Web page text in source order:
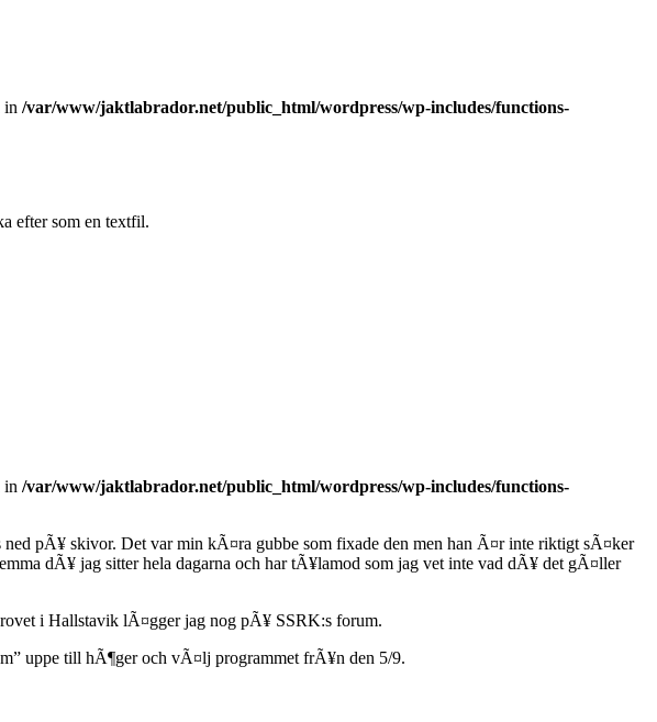
in /var/www/jaktlabrador.net/public_html/wordpress/wp-includes/functions-
efter som en textfil.
in /var/www/jaktlabrador.net/public_html/wordpress/wp-includes/functions-
pÃ¥ skivor. Det var min kÃ¤ra gubbe som fixade den men han Ã¤r inte riktigt sÃ¤ker
dÃ¥ jag sitter hela dagarna och har tÃ¥lamod som jag vet inte vad dÃ¥ det gÃ¤ller
i Hallstavik lÃ¤gger jag nog pÃ¥ SSRK:s forum.
uppe till hÃ¶ger och vÃ¤lj programmet frÃ¥n den 5/9.